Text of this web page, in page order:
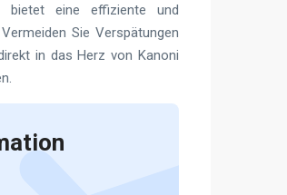
bietet eine effiziente und
Sie Verspätungen
in das Herz von Kanoni